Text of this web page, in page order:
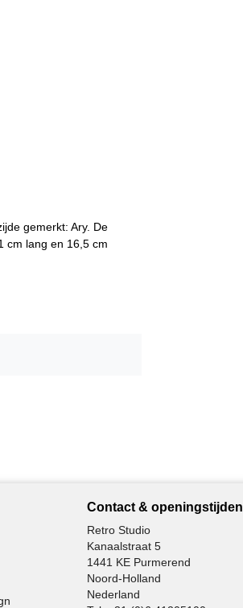
gemerkt: Ary. De
cm lang en 16,5 cm
Contact & openingstijden
Retro Studio
Kanaalstraat 5
1441 KE Purmerend
Noord-Holland
Nederland